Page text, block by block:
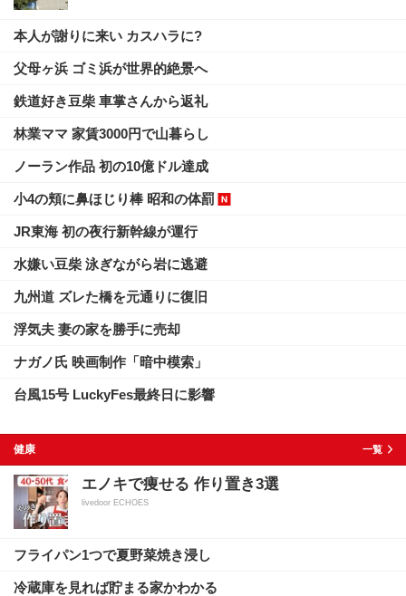
本人が謝りに来い カスハラに?
父母ヶ浜 ゴミ浜が世界的絶景へ
鉄道好き豆柴 車掌さんから返礼
林業ママ 家賃3000円で山暮らし
ノーラン作品 初の10億ドル達成
小4の頬に鼻ほじり棒 昭和の体罰
JR東海 初の夜行新幹線が運行
水嫌い豆柴 泳ぎながら岩に逃避
九州道 ズレた橋を元通りに復旧
浮気夫 妻の家を勝手に売却
ナガノ氏 映画制作「暗中模索」
台風15号 LuckyFes最終日に影響
健康 一覧
エノキで痩せる 作り置き3選
livedoor ECHOES
フライパン1つで夏野菜焼き浸し
冷蔵庫を見れば貯まる家かわかる